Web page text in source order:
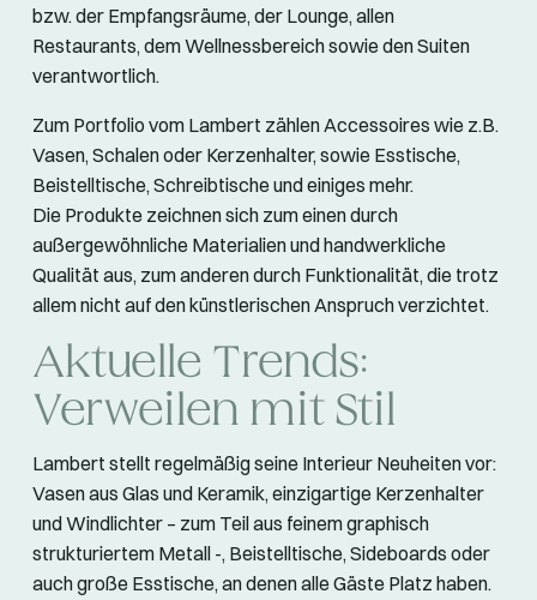
bzw. der Empfangsräume, der Lounge, allen
Restaurants, dem Wellnessbereich sowie den Suiten
verantwortlich.
Zum Portfolio vom Lambert zählen Accessoires wie z.B.
Vasen, Schalen oder Kerzenhalter, sowie Esstische,
Beistelltische, Schreibtische und einiges mehr.
Die Produkte zeichnen sich zum einen durch
außergewöhnliche Materialien und handwerkliche
Qualität aus, zum anderen durch Funktionalität, die trotz
allem nicht auf den künstlerischen Anspruch verzichtet.
Aktuelle Trends:
Verweilen mit Stil
Lambert stellt regelmäßig seine Interieur Neuheiten vor:
Vasen aus Glas und Keramik, einzigartige Kerzenhalter
und Windlichter – zum Teil aus feinem graphisch
strukturiertem Metall -, Beistelltische, Sideboards oder
auch große Esstische, an denen alle Gäste Platz haben.